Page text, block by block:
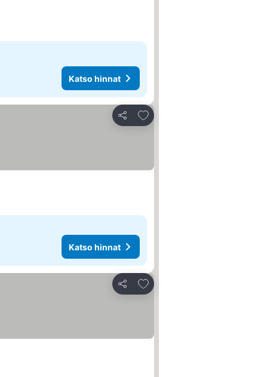
Katso hinnat
Jaa
Lisää suosikkeihin
Katso hinnat
Jaa
Lisää suosikkeihin